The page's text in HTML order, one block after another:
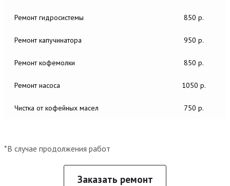
Ремонт гидросистемы 850 р.
Ремонт капучинатора 950 р.
Ремонт кофемолки 850 р.
Ремонт насоса 1050 р.
Чистка от кофейных масел 750 р.
*В случае продолжения работ
Заказать ремонт